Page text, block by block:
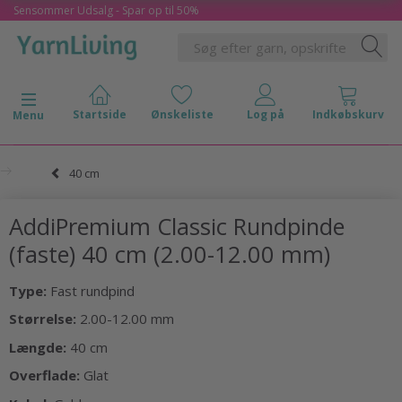
Sensommer Udsalg - Spar op til 50%
Skifte navigation
Menu
40 cm
AddiPremium Classic Rundpinde
(faste) 40 cm (2.00-12.00 mm)
Type: Fast rundpind
Størrelse: 2.00-12.00 mm
Længde: 40 cm
Overflade: Glat